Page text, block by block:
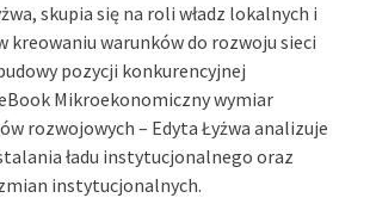
skupia się na roli władz lokalnych i
kreowaniu warunków do rozwoju sieci
pozycji konkurencyjnej
Mikroekonomiczny wymiar
rozwojowych – Edyta Łyżwa analizuje
ładu instytucjonalnego oraz
instytucjonalnych.